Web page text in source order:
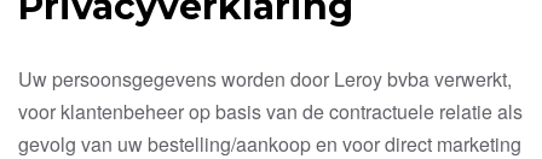
Uw persoonsgegevens worden door Leroy bvba verwerkt,
voor klantenbeheer op basis van de contractuele relatie als
gevolg van uw bestelling/aankoop en voor direct marketing